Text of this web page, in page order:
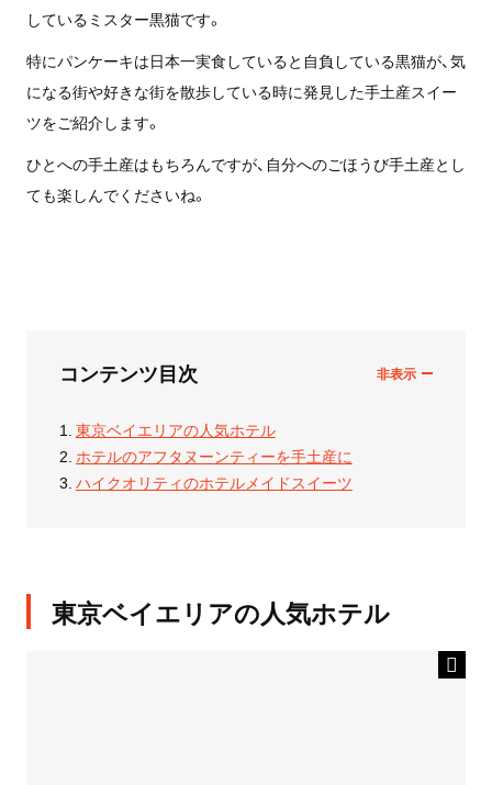
しているミスター黒猫です。
特にパンケーキは日本一実食していると自負している黒猫が、気
になる街や好きな街を散歩している時に発見した手土産スイー
ツをご紹介します。
ひとへの手土産はもちろんですが、自分へのごほうび手土産とし
ても楽しんでくださいね。
コンテンツ目次
東京ベイエリアの人気ホテル
ホテルのアフタヌーンティーを手土産に
ハイクオリティのホテルメイドスイーツ
東京ベイエリアの人気ホテル